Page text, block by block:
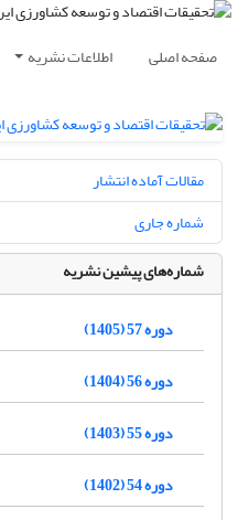
صفحه اصلی اطلاعات نشریه
مقالات آماده انتشار
شماره جاری
شماره‌های پیشین نشریه
دوره 57 (1405)
دوره 56 (1404)
دوره 55 (1403)
دوره 54 (1402)